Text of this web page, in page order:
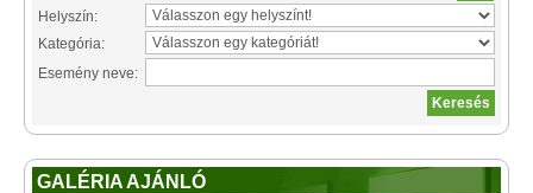
Helyszín:
Kategória:
Esemény neve:
GALÉRIA AJÁNLÓ